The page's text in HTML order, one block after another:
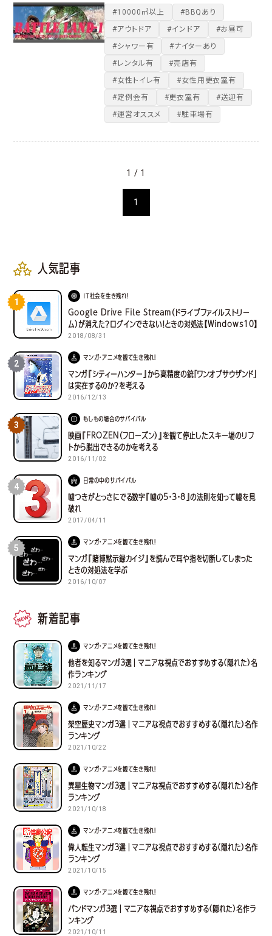
#10000㎡以上
#BBQあり
#アウトドア
#インドア
#お昼可
#シャワー有
#ナイターあり
#レンタル有
#売店有
#女性トイレ有
#女性用更衣室有
#定例会有
#更衣室有
#送迎有
#運営オススメ
#駐車場有
1 / 1
1
人気記事
1
IT社会を生き残れ！
Google Drive File Stream（ドライブファイルストリー
ム）が消えた？ログインできない！ときの対処法【Windows10】
2018/08/31
2
マンガ・アニメを観て生き残れ！
マンガ『シティーハンター』から高精度の銃「ワンオブサウザンド」
は実在するのか？を考える
2016/12/13
3
もしもの場合のサバイバル
映画『FROZEN（フローズン）』を観て停止したスキー場のリフ
トから脱出できるのかを考える
2016/11/02
4
日常の中のサバイバル
嘘つきがとっさにでる数字『嘘の5・3・8』の法則を知って嘘を見
破れ
2017/04/11
5
マンガ・アニメを観て生き残れ！
マンガ『賭博黙示録カイジ』を読んで耳や指を切断してしまった
ときの対処法を学ぶ
2016/10/07
新着記事
マンガ・アニメを観て生き残れ！
他者を知るマンガ３選｜マニアな視点でおすすめする(隠れた)名
作ランキング
2021/11/17
マンガ・アニメを観て生き残れ！
架空歴史マンガ３選｜マニアな視点でおすすめする(隠れた)名作
ランキング
2021/10/22
マンガ・アニメを観て生き残れ！
異星生物マンガ３選｜マニアな視点でおすすめする(隠れた)名作
ランキング
2021/10/18
マンガ・アニメを観て生き残れ！
偉人転生マンガ３選｜マニアな視点でおすすめする(隠れた)名作
ランキング
2021/10/15
マンガ・アニメを観て生き残れ！
バンドマンガ３選｜マニアな視点でおすすめする(隠れた)名作ラ
ンキング
2021/10/11